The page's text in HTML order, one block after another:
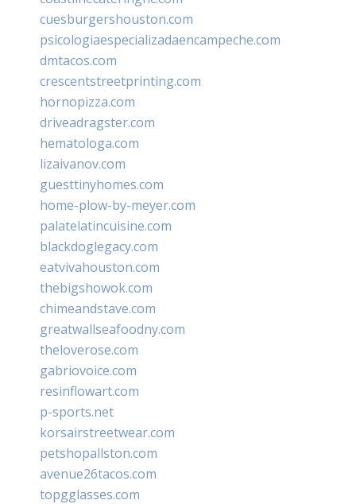
cuesburgershouston.com
psicologiaespecializadaencampeche.com
dmtacos.com
crescentstreetprinting.com
hornopizza.com
driveadragster.com
hematologa.com
lizaivanov.com
guesttinyhomes.com
home-plow-by-meyer.com
palatelatincuisine.com
blackdoglegacy.com
eatvivahouston.com
thebigshowok.com
chimeandstave.com
greatwallseafoodny.com
theloverose.com
gabriovoice.com
resinflowart.com
p-sports.net
korsairstreetwear.com
petshopallston.com
avenue26tacos.com
topgglasses.com